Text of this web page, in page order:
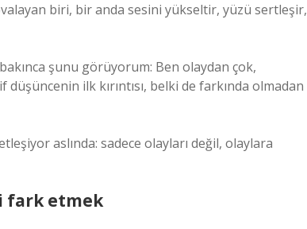
biri, bir anda sesini yükseltir, yüzü sertleşir,
şunu görüyorum: Ben olaydan çok,
ilk kırıntısı, belki de farkında olmadan
aslında: sadece olayları değil, olaylara
fark etmek